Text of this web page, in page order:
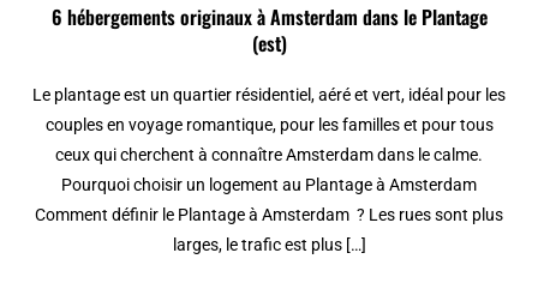
6 hébergements originaux à Amsterdam dans le Plantage
(est)
Le plantage est un quartier résidentiel, aéré et vert, idéal pour les
couples en voyage romantique, pour les familles et pour tous
ceux qui cherchent à connaître Amsterdam dans le calme.
Pourquoi choisir un logement au Plantage à Amsterdam
Comment définir le Plantage à Amsterdam ? Les rues sont plus
larges, le trafic est plus […]